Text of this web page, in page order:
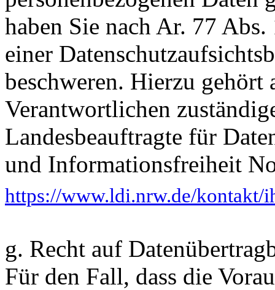
haben Sie nach Ar. 77
einer
beschweren. Hierzu gehört
Verantwortlichen
Landesbeauftragte für
und Informationsfreiheit
https://www.ldi.nrw.de/kontakt/
g. Recht auf
Für den Fall, dass die